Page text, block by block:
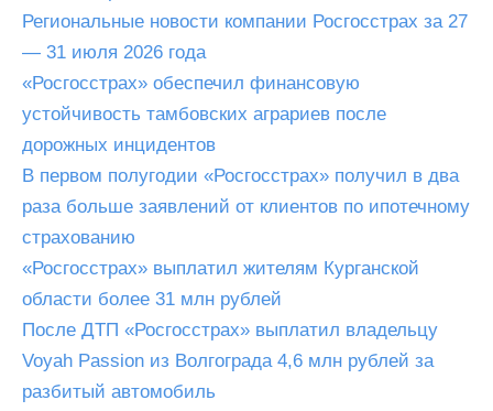
Региональные новости компании Росгосстрах за 27
— 31 июля 2026 года
«Росгосстрах» обеспечил финансовую
устойчивость тамбовских аграриев после
дорожных инцидентов
В первом полугодии «Росгосстрах» получил в два
раза больше заявлений от клиентов по ипотечному
страхованию
«Росгосстрах» выплатил жителям Курганской
области более 31 млн рублей
После ДТП «Росгосстрах» выплатил владельцу
Voyah Passion из Волгограда 4,6 млн рублей за
разбитый автомобиль